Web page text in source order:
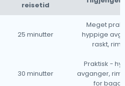
taxiservice, og vi vil gjerne
noen av de vanligste
en flyplasstransporttaxi.
som gjør det tilgjengelig fra
reisetid
25 minutter
Meget
hyppige
raskt,
30 minutter
Praktisk -
avganger,
for